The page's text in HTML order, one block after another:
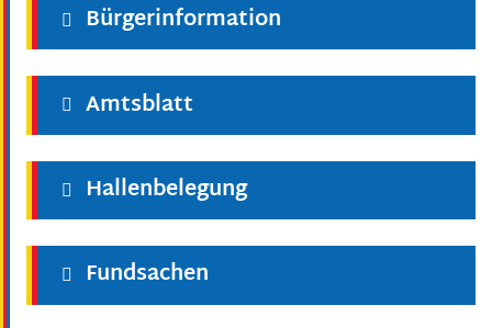
Bürgerinformation
Amtsblatt
Hallenbelegung
Fundsachen